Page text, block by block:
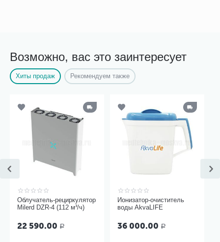
Возможно, вас это заинтересует
Хиты продаж Рекомендуем также
Облучатель-рециркулятор
Milerd DZR-4 (112 м³/ч)
22 590.00 Р
Ионизатор-очиститель
воды AkvaLIFE
36 000.00 Р